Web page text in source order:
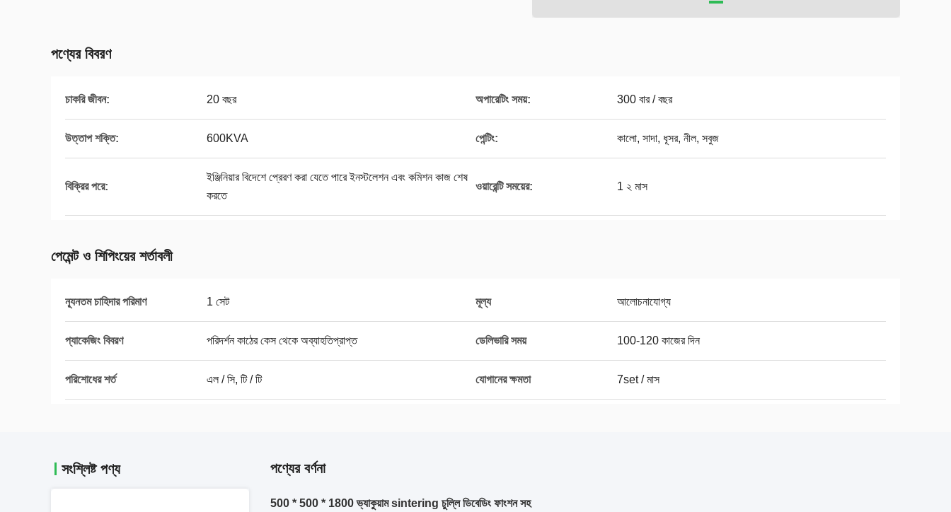
পণ্যের বিবরণ
চাকরি জীবন: 20 বছর অপারেটিং সময়: 300 বার / বছর
উত্তাপ শক্তি: 600KVA পেন্টিং: কালো, সাদা, ধূসর, নীল, সবুজ
বিক্রির পরে:
ইঞ্জিনিয়ার বিদেশে প্রেরণ করা যেতে পারে ইনস্টলেশন এবং কমিশন কাজ শেষ
করতে
ওয়ারেন্টি সময়ের: 1 ২ মাস
পেমেন্ট ও শিপিংয়ের শর্তাবলী
ন্যূনতম চাহিদার পরিমাণ 1 সেট মূল্য আলোচনাযোগ্য
প্যাকেজিং বিবরণ পরিদর্শন কাঠের কেস থেকে অব্যাহতিপ্রাপ্ত ডেলিভারি সময় 100-120 কাজের দিন
পরিশোধের শর্ত এল / সি, টি / টি যোগানের ক্ষমতা 7set / মাস
সংশ্লিষ্ট পণ্য পণ্যের বর্ণনা
500 * 500 * 1800 ভ্যাকুয়াম sintering চুল্লি ডিবেডিং ফাংশন সহ